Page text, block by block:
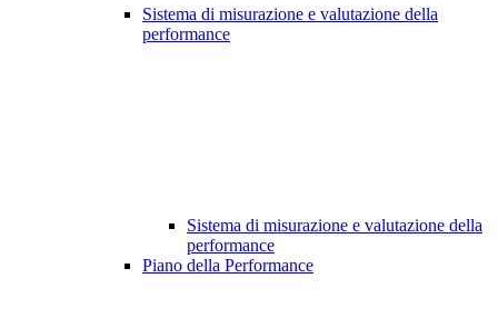
Sistema di misurazione e valutazione della
performance
Sistema di misurazione e valutazione della
performance
Piano della Performance